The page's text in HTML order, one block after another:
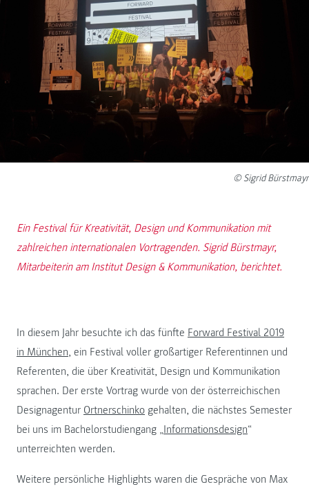
© Sigrid Bürstmayr
Ein Festival für Kreativität, Design und Kommunikation mit
zahlreichen internationalen Vortragenden. Sigrid Bürstmayr,
Mitarbeiterin am Institut Design & Kommunikation, berichtet.
In diesem Jahr besuchte ich das fünfte Forward Festival 2019
in München, ein Festival voller großartiger Referentinnen und
Referenten, die über Kreativität, Design und Kommunikation
sprachen. Der erste Vortrag wurde von der österreichischen
Designagentur Ortnerschinko gehalten, die nächstes Semester
bei uns im Bachelorstudiengang „Informationsdesign“
unterreichten werden.
Weitere persönliche Highlights waren die Gespräche von Max